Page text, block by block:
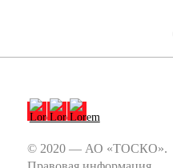
© 2020 — АО «ТОСКО».